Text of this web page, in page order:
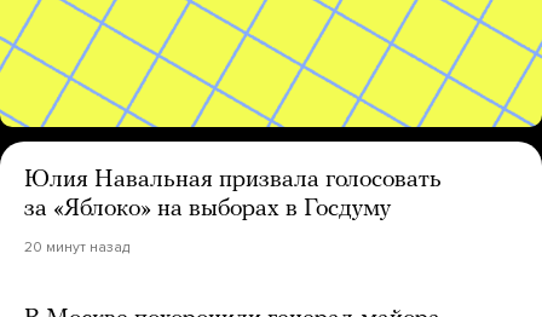
Юлия Навальная призвала голосовать
за «Яблоко» на выборах в Госдуму
20 минут назад